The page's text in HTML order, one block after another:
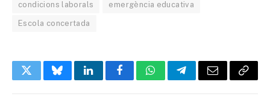
condicions laborals emergència educativa
Escola concertada
TwitterBlueskyLinkedInFacebookWhatsAppTelegramEmail Copy